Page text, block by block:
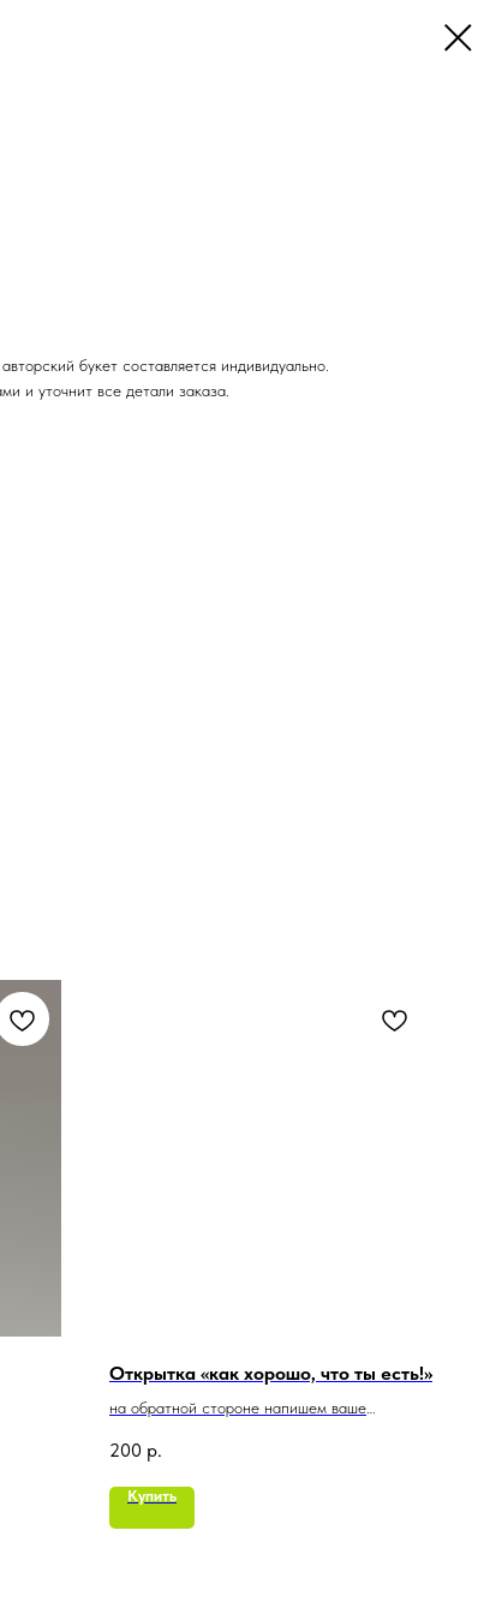
букет составляется индивидуально.
и уточнит все детали заказа.
Открытка «как хорошо, что ты есть!»
на обратной стороне напишем ваше
200 р.
Купить